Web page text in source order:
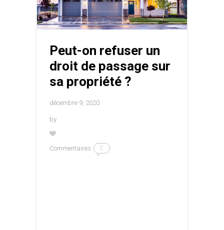
Peut-on refuser un
droit de passage sur
sa propriété ?
décembre 9, 2020
by
Commentaires 2